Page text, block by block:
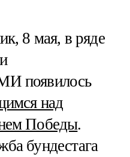
8 мая, в ряде
появилось
над
Победы.
бундестага